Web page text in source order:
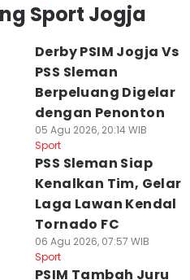
Sport Jogja
Derby PSIM Jogja Vs
PSS Sleman
Berpeluang Digelar
dengan Penonton
05 Agu 2026, 20:14 WIB
Sport
PSS Sleman Siap
Kenalkan Tim, Gelar
Laga Lawan Kendal
Tornado FC
06 Agu 2026, 07:57 WIB
Sport
PSIM Tambah Juru